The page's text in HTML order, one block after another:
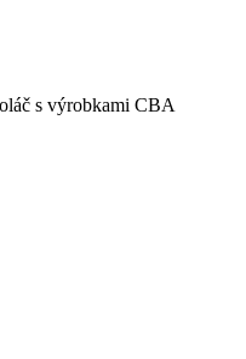
s výrobkami CBA